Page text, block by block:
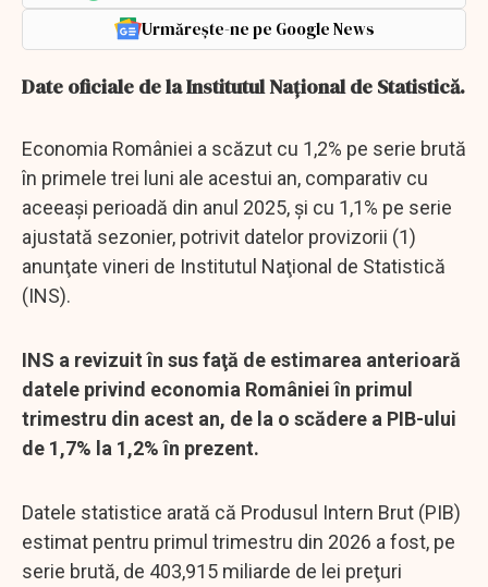
Urmărește-ne pe Google News
Date oficiale de la Institutul Naţional de Statistică.
Economia României a scăzut cu 1,2% pe serie brută
în primele trei luni ale acestui an, comparativ cu
aceeaşi perioadă din anul 2025, şi cu 1,1% pe serie
ajustată sezonier, potrivit datelor provizorii (1)
anunţate vineri de Institutul Naţional de Statistică
(INS).
INS a revizuit în sus faţă de estimarea anterioară
datele privind economia României în primul
trimestru din acest an, de la o scădere a PIB-ului
de 1,7% la 1,2% în prezent.
Datele statistice arată că Produsul Intern Brut (PIB)
estimat pentru primul trimestru din 2026 a fost, pe
serie brută, de 403,915 miliarde de lei preţuri